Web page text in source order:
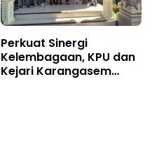
Perkuat Sinergi
Kelembagaan, KPU dan
Kejari Karangasem